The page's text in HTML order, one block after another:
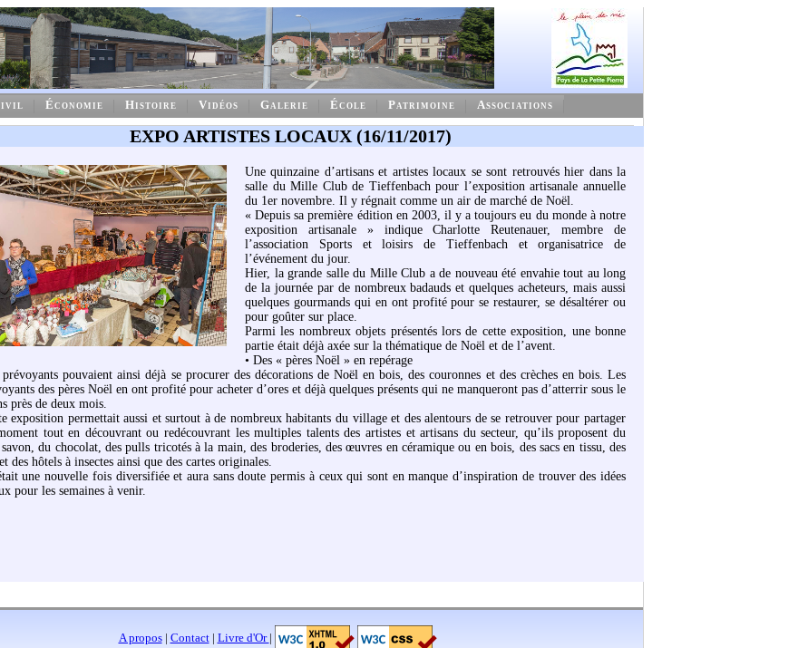
Économie Histoire Vidéos Galerie École Patrimoine Associations
EXPO ARTISTES LOCAUX (16/11/2017)
Une quinzaine d’artisans et artistes locaux se sont retrouvés hier dans la
salle du Mille Club de Tieffenbach pour l’exposition artisanale annuelle
du 1er novembre. Il y régnait comme un air de marché de Noël.
« Depuis sa première édition en 2003, il y a toujours eu du monde à notre
exposition artisanale » indique Charlotte Reutenauer, membre de
l’association Sports et loisirs de Tieffenbach et organisatrice de
l’événement du jour.
Hier, la grande salle du Mille Club a de nouveau été envahie tout au long
de la journée par de nombreux badauds et quelques acheteurs, mais aussi
quelques gourmands qui en ont profité pour se restaurer, se désaltérer ou
pour goûter sur place.
Parmi les nombreux objets présentés lors de cette exposition, une bonne
partie était déjà axée sur la thématique de Noël et de l’avent.
• Des « pères Noël » en repérage
pouvaient ainsi déjà se procurer des décorations de Noël en bois, des couronnes et des crèches en bois. Les
des pères Noël en ont profité pour acheter d’ores et déjà quelques présents qui ne manqueront pas d’atterrir sous le
près de deux mois.
exposition permettait aussi et surtout à de nombreux habitants du village et des alentours de se retrouver pour partager
tout en découvrant ou redécouvrant les multiples talents des artistes et artisans du secteur, qu’ils proposent du
du chocolat, des pulls tricotés à la main, des broderies, des œuvres en céramique ou en bois, des sacs en tissu, des
des hôtels à insectes ainsi que des cartes originales.
une nouvelle fois diversifiée et aura sans doute permis à ceux qui sont en manque d’inspiration de trouver des idées
pour les semaines à venir.
A propos| Contact| Livre d'Or